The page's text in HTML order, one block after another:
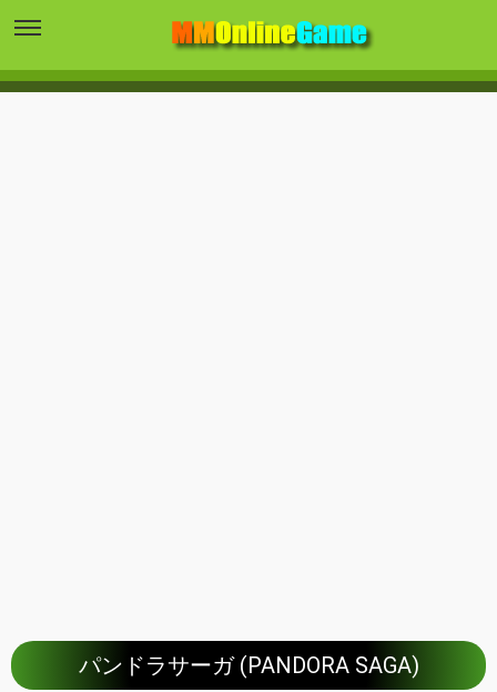
パンドラサーガ (PANDORA SAGA)